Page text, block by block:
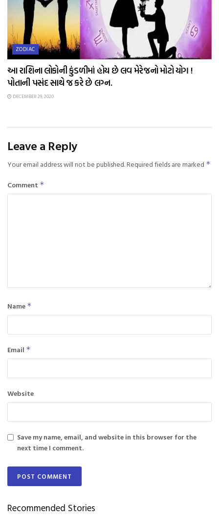
ZODIAC
આ રાશિના લોકોની કુંડળીમાં હોય છે લવ મેરેજનો મોટો યોગ !
પોતાની પસંદ સાથે જ કરે છે લગ્ન.
DECEMBER 29, 2020
Leave a Reply
Your email address will not be published.Required fields are marked *
Comment *
Name *
Email *
Website
Save my name, email, and website in this browser for the
next time I comment.
Recommended Stories